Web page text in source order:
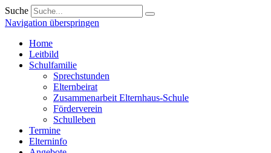
Suche
Navigation überspringen
Home
Leitbild
Schulfamilie
Sprechstunden
Elternbeirat
Zusammenarbeit Elternhaus-Schule
Förderverein
Schulleben
Termine
Elterninfo